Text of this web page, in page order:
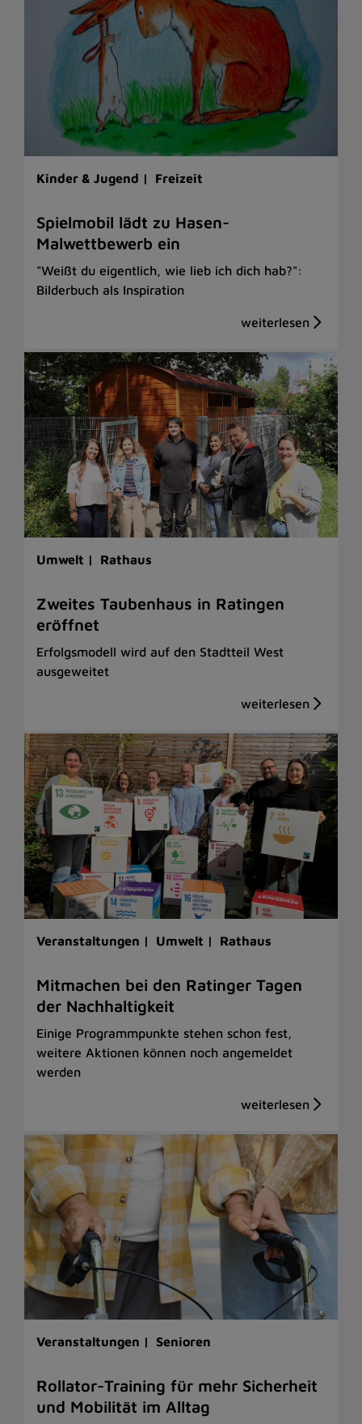
Kinder & Jugend | Freizeit
Spielmobil lädt zu Hasen-
Malwettbewerb ein
"Weißt du eigentlich, wie lieb ich dich hab?":
Bilderbuch als Inspiration
Umwelt | Rathaus
Zweites Taubenhaus in Ratingen
eröffnet
Erfolgsmodell wird auf den Stadtteil West
ausgeweitet
Veranstaltungen | Umwelt | Rathaus
Mitmachen bei den Ratinger Tagen
der Nachhaltigkeit
Einige Programmpunkte stehen schon fest,
weitere Aktionen können noch angemeldet
werden
Veranstaltungen | Senioren
Rollator-Training für mehr Sicherheit
und Mobilität im Alltag